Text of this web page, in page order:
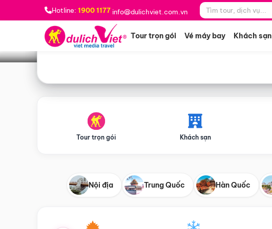
Hotline: 1900 1177 info@dulichviet.com.vn
Tour trọn gói Vé máy bay Khách sạn
Bạn muốn đi đâu? *
Tour trọn gói Khách sạn
Nội địa Trung Quốc Hàn Quốc